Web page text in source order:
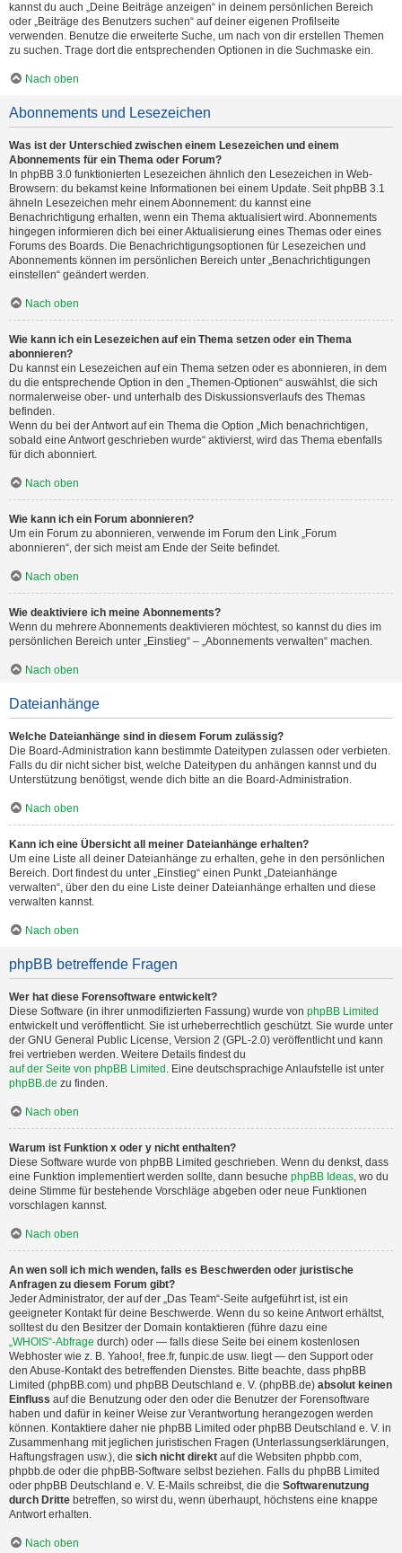
kannst du auch „Deine Beiträge anzeigen“ in deinem persönlichen Bereich
oder „Beiträge des Benutzers suchen“ auf deiner eigenen Profilseite
verwenden. Benutze die erweiterte Suche, um nach von dir erstellen Themen
zu suchen. Trage dort die entsprechenden Optionen in die Suchmaske ein.
Nach oben
Abonnements und Lesezeichen
Was ist der Unterschied zwischen einem Lesezeichen und einem
Abonnements für ein Thema oder Forum?
In phpBB 3.0 funktionierten Lesezeichen ähnlich den Lesezeichen in Web-
Browsern: du bekamst keine Informationen bei einem Update. Seit phpBB 3.1
ähneln Lesezeichen mehr einem Abonnement: du kannst eine
Benachrichtigung erhalten, wenn ein Thema aktualisiert wird. Abonnements
hingegen informieren dich bei einer Aktualisierung eines Themas oder eines
Forums des Boards. Die Benachrichtigungsoptionen für Lesezeichen und
Abonnements können im persönlichen Bereich unter „Benachrichtigungen
einstellen“ geändert werden.
Nach oben
Wie kann ich ein Lesezeichen auf ein Thema setzen oder ein Thema
abonnieren?
Du kannst ein Lesezeichen auf ein Thema setzen oder es abonnieren, in dem
du die entsprechende Option in den „Themen-Optionen“ auswählst, die sich
normalerweise ober- und unterhalb des Diskussionsverlaufs des Themas
befinden.
Wenn du bei der Antwort auf ein Thema die Option „Mich benachrichtigen,
sobald eine Antwort geschrieben wurde“ aktivierst, wird das Thema ebenfalls
für dich abonniert.
Nach oben
Wie kann ich ein Forum abonnieren?
Um ein Forum zu abonnieren, verwende im Forum den Link „Forum
abonnieren“, der sich meist am Ende der Seite befindet.
Nach oben
Wie deaktiviere ich meine Abonnements?
Wenn du mehrere Abonnements deaktivieren möchtest, so kannst du dies im
persönlichen Bereich unter „Einstieg“ – „Abonnements verwalten“ machen.
Nach oben
Dateianhänge
Welche Dateianhänge sind in diesem Forum zulässig?
Die Board-Administration kann bestimmte Dateitypen zulassen oder verbieten.
Falls du dir nicht sicher bist, welche Dateitypen du anhängen kannst und du
Unterstützung benötigst, wende dich bitte an die Board-Administration.
Nach oben
Kann ich eine Übersicht all meiner Dateianhänge erhalten?
Um eine Liste all deiner Dateianhänge zu erhalten, gehe in den persönlichen
Bereich. Dort findest du unter „Einstieg“ einen Punkt „Dateianhänge
verwalten“, über den du eine Liste deiner Dateianhänge erhalten und diese
verwalten kannst.
Nach oben
phpBB betreffende Fragen
Wer hat diese Forensoftware entwickelt?
Diese Software (in ihrer unmodifizierten Fassung) wurde von phpBB Limited
entwickelt und veröffentlicht. Sie ist urheberrechtlich geschützt. Sie wurde unter
der GNU General Public License, Version 2 (GPL-2.0) veröffentlicht und kann
frei vertrieben werden. Weitere Details findest du
auf der Seite von phpBB Limited . Eine deutschsprachige Anlaufstelle ist unter
phpBB.de zu finden.
Nach oben
Warum ist Funktion x oder y nicht enthalten?
Diese Software wurde von phpBB Limited geschrieben. Wenn du denkst, dass
eine Funktion implementiert werden sollte, dann besuche phpBB Ideas, wo du
deine Stimme für bestehende Vorschläge abgeben oder neue Funktionen
vorschlagen kannst.
Nach oben
An wen soll ich mich wenden, falls es Beschwerden oder juristische
Anfragen zu diesem Forum gibt?
Jeder Administrator, der auf der „Das Team“-Seite aufgeführt ist, ist ein
geeigneter Kontakt für deine Beschwerde. Wenn du so keine Antwort erhältst,
solltest du den Besitzer der Domain kontaktieren (führe dazu eine
„WHOIS“-Abfrage durch) oder — falls diese Seite bei einem kostenlosen
Webhoster wie z. B. Yahoo!, free.fr, funpic.de usw. liegt — den Support oder
den Abuse-Kontakt des betreffenden Dienstes. Bitte beachte, dass phpBB
Limited (phpBB.com) und phpBB Deutschland e. V. (phpBB.de) absolut keinen
Einfluss auf die Benutzung oder den oder die Benutzer der Forensoftware
haben und dafür in keiner Weise zur Verantwortung herangezogen werden
können. Kontaktiere daher nie phpBB Limited oder phpBB Deutschland e. V. in
Zusammenhang mit jeglichen juristischen Fragen (Unterlassungserklärungen,
Haftungsfragen usw.), die sich nicht direkt auf die Websiten phpbb.com,
phpbb.de oder die phpBB-Software selbst beziehen. Falls du phpBB Limited
oder phpBB Deutschland e. V. E-Mails schreibst, die die Softwarenutzung
durch Dritte betreffen, so wirst du, wenn überhaupt, höchstens eine knappe
Antwort erhalten.
Nach oben